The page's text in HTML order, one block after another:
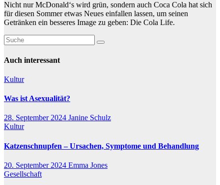
Nicht nur McDonald‘s wird grün, sondern auch Coca Cola hat sich
für diesen Sommer etwas Neues einfallen lassen, um seinen
Getränken ein besseres Image zu geben: Die Cola Life.
Auch interessant
Kultur
Was ist Asexualität?
28. September 2024 Janine Schulz
Kultur
Katzenschnupfen – Ursachen, Symptome und Behandlung
20. September 2024 Emma Jones
Gesellschaft